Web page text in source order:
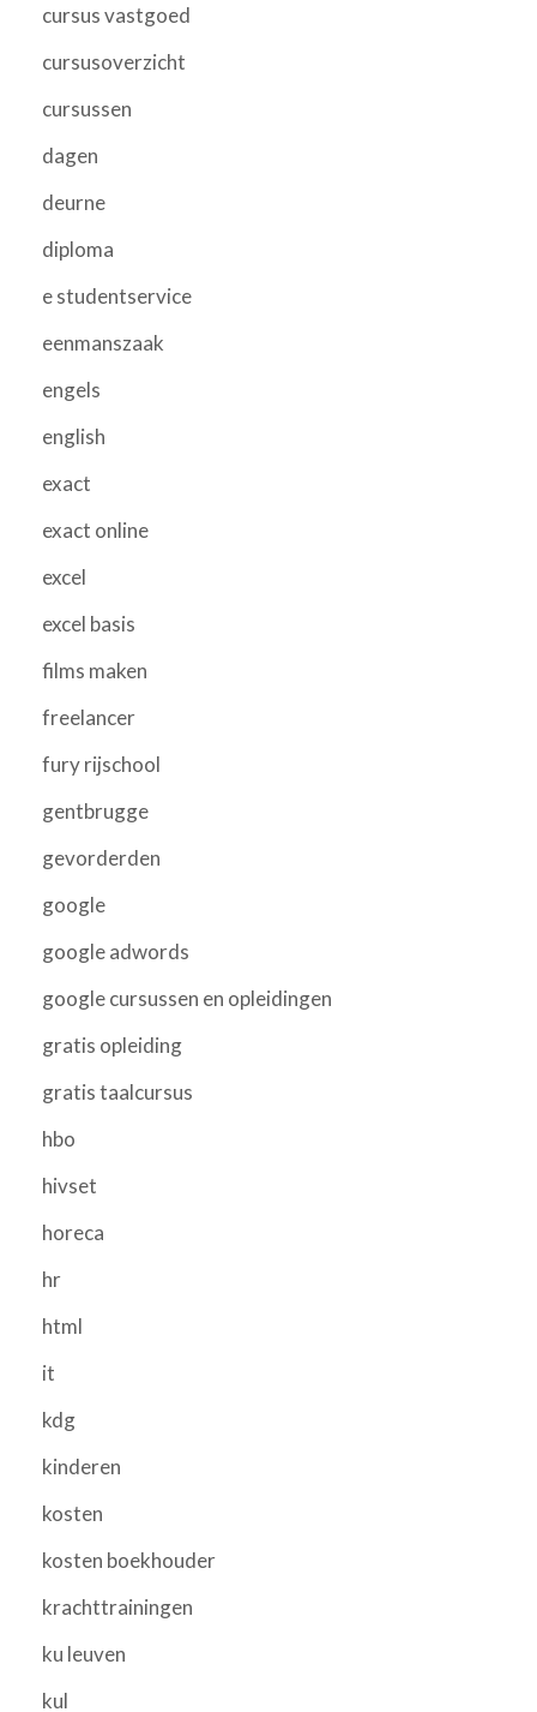
cursus vastgoed
cursusoverzicht
cursussen
dagen
deurne
diploma
e studentservice
eenmanszaak
engels
english
exact
exact online
excel
excel basis
films maken
freelancer
fury rijschool
gentbrugge
gevorderden
google
google adwords
google cursussen en opleidingen
gratis opleiding
gratis taalcursus
hbo
hivset
horeca
hr
html
it
kdg
kinderen
kosten
kosten boekhouder
krachttrainingen
ku leuven
kul